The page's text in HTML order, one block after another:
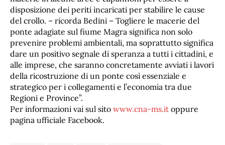
disposizione dei periti incaricati per stabilire le cause
del crollo. – ricorda Bedini – Togliere le macerie del
ponte adagiate sul fiume Magra significa non solo
prevenire problemi ambientali, ma soprattutto significa
dare un positivo segnale di speranza a tutti i cittadini, e
alle imprese, che saranno concretamente avviati i lavori
della ricostruzione di un ponte così essenziale e
strategico per i collegamenti e l’economia tra due
Regioni e Province”.
Per informazioni vai sul sito www.cna-ms.it oppure
pagina ufficiale Facebook.